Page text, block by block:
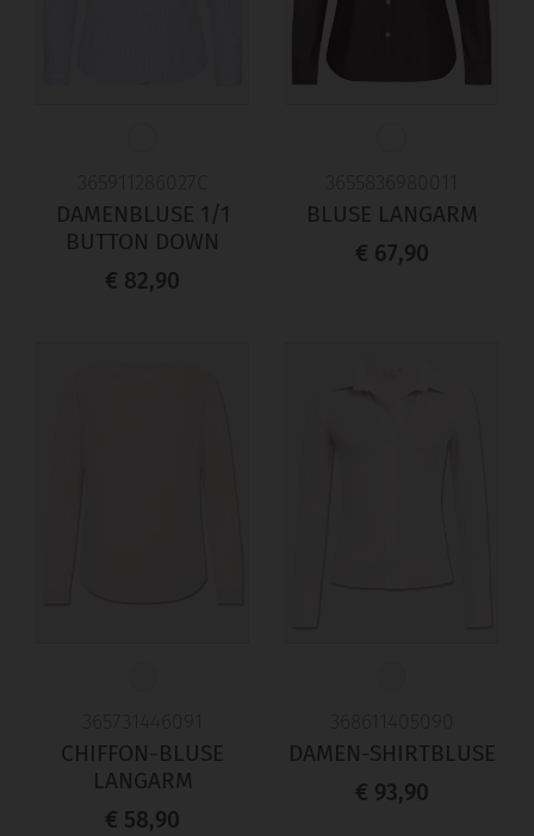
DAMENBLUSE 1/1
BUTTON DOWN
€ 82,90
BLUSE LANGARM
€ 67,90
CHIFFON-BLUSE
LANGARM
€ 58,90
DAMEN-SHIRTBLUSE
€ 93,90